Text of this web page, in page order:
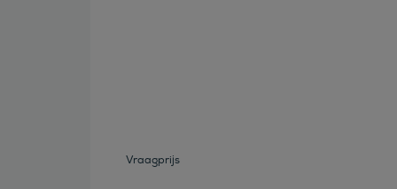
Vraagprijs